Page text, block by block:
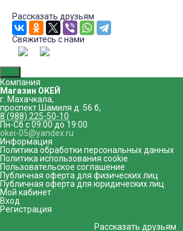
Рассказать друзьям
Свяжитесь с нами
Компания
Магазин ОКЕЙ
г. Махачкала,
проспект Шамиля д. 56 б,
8 (988) 225-50-10
Пн-Сб с 09:00 до 19:00
okei-05@yandex.ru
Информация
Политика обработки персональных данных
Политика использования cookie
Пользовательское соглашение
Публичная оферта для физических лиц
Публичная оферта для юридических лиц
Мой кабинет
Вход
Регистрация
Рассказать друзьям